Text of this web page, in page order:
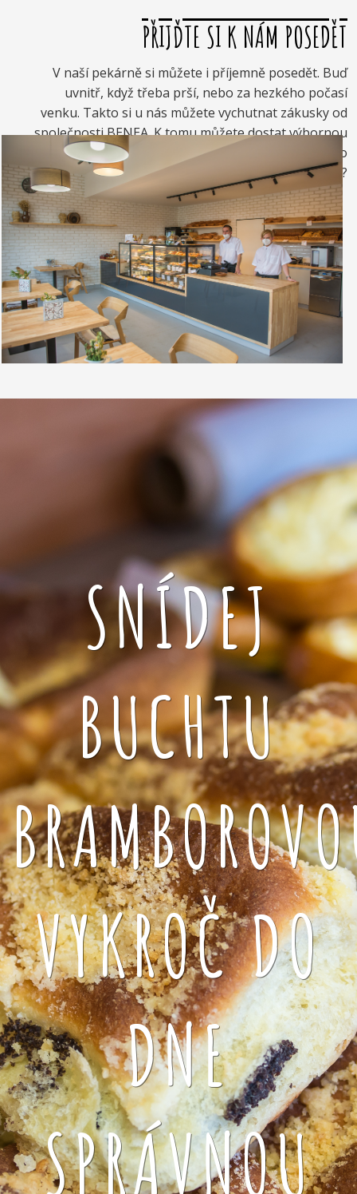
PŘIJĎTE SI K NÁM POSEDĚT
V naší pekárně si můžete i příjemně posedět. Buď
uvnitř, když třeba prší, nebo za hezkého počasí
venku. Takto si u nás můžete vychutnat zákusky od
společnosti BENEA. K tomu můžete dostat výbornou
kávou. Nebo si raději dáte zrmzlinový pohár nebo
vynikající točenou zmrzlinu?
SNÍDEJ
BUCHTU
VYKROČ DO
DNE
SPRÁVNOU